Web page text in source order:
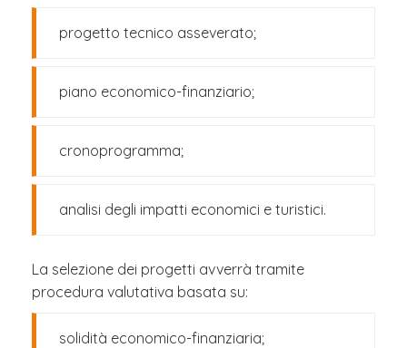
progetto tecnico asseverato;
piano economico-finanziario;
cronoprogramma;
analisi degli impatti economici e turistici.
La selezione dei progetti avverrà tramite
procedura valutativa basata su:
solidità economico-finanziaria;